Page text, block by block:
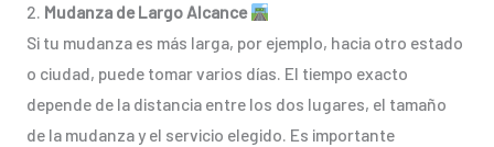
2. Mudanza de Largo Alcance
Si tu mudanza es más larga, por ejemplo, hacia otro estado
o ciudad, puede tomar varios días. El tiempo exacto
depende de la distancia entre los dos lugares, el tamaño
de la mudanza y el servicio elegido. Es importante